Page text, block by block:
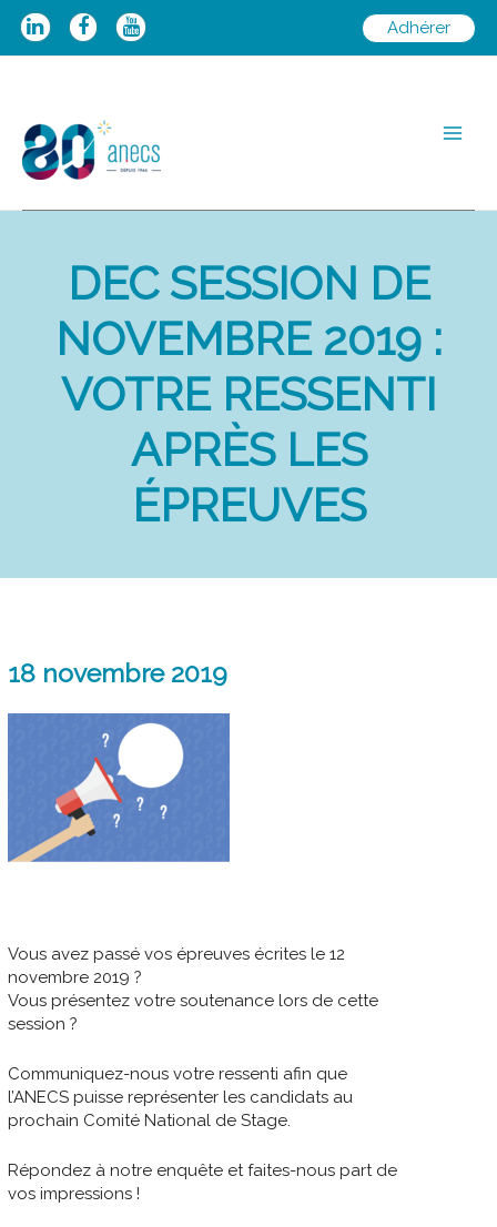
Aller
Adhérer
DEC SESSION DE
NOVEMBRE 2019 :
VOTRE RESSENTI
APRÈS LES
ÉPREUVES
18 novembre 2019
Vous avez passé vos épreuves écrites le 12
novembre 2019 ?
Vous présentez votre soutenance lors de cette
session ?
Communiquez-nous votre ressenti afin que
l’ANECS puisse représenter les candidats au
prochain Comité National de Stage.
Répondez à notre enquête et faites-nous part de
vos impressions !